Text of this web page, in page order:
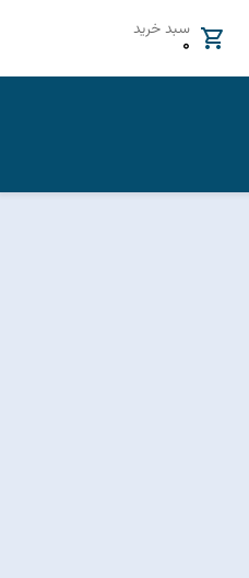
سبد خرید
0